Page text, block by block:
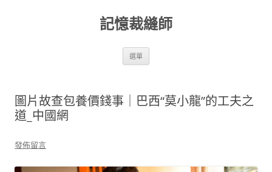
記憶裁縫師
選單
圖片故查包養價錢事｜巴西“莫小龍”的工夫之
道_中國網
發佈留言